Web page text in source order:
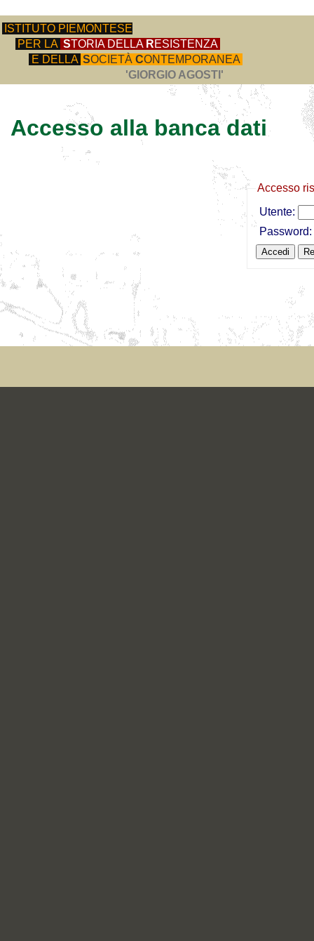
ISTITUTO PIEMONTESE
PER LA STORIA DELLA RESISTENZA
E DELLA SOCIETÀ CONTEMPORANEA
'GIORGIO AGOSTI'
Accesso alla banca dati
Accesso
Utente:
Password: